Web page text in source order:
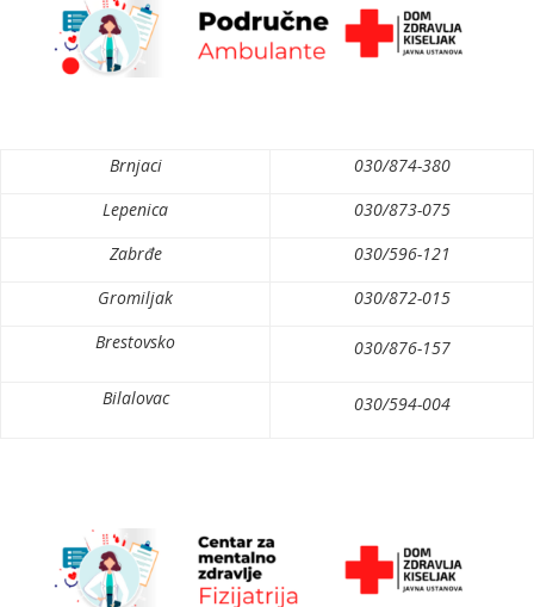
Brnjaci
030/874-380
Lepenica
030/873-075
Zabrđe
030/596-121
Gromiljak
030/872-015
Brestovsko
030/876-157
Bilalovac 030/594-004